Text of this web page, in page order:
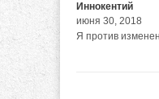
Иннокентий
июня 30, 2018
Я против